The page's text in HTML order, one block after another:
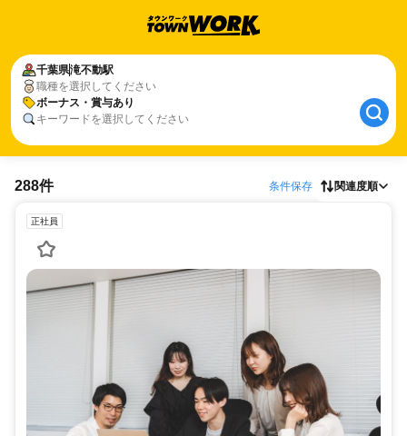
千葉県滝不動駅
職種を選択してください
ボーナス・賞与あり
キーワードを選択してください
288件 条件保存 関連度順
正社員